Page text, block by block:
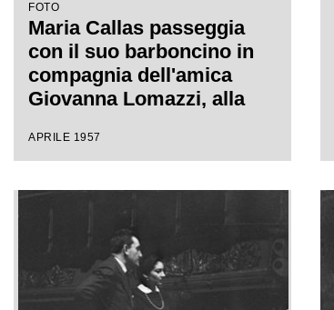
FOTO
Maria Callas passeggia
con il suo barboncino in
compagnia dell'amica
Giovanna Lomazzi, alla
segretaria, in via Manzoni
APRILE 1957